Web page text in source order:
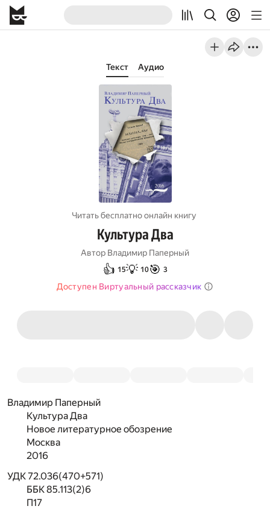
Текст Аудио
Читать бесплатно онлайн книгу
Культура Два
Автор Владимир Паперный
👍 15💡 10🎯 3
Доступен Виртуальный рассказчик
Владимир Паперный
Культура Два
Новое литературное обозрение
Москва
2016
УДК 72.036(470+571)
ББК 85.113(2)6
П17